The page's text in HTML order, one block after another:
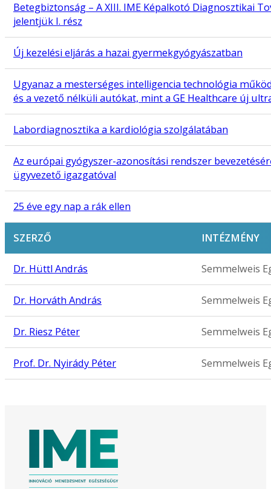
Betegbiztonság – A XIII. IME Képalkotó Diagnosztikai
jelentjük I. rész
Új kezelési eljárás a hazai gyermekgyógyászatban
Ugyanaz a mesterséges intelligencia technológia
és a vezető nélküli autókat, mint a GE Healthcare új
Labordiagnosztika a kardiológia szolgálatában
Az európai gyógyszer-azonosítási rendszer
ügyvezető igazgatóval
25 éve egy nap a rák ellen
SZERZŐ INTÉZMÉNY
Dr. Hüttl András Semmelweis
Dr. Horváth András Semmelweis
Dr. Riesz Péter Semmelweis
Prof. Dr. Nyirády Péter Semmelweis